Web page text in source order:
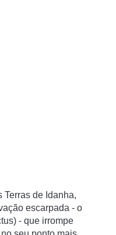
Terras de Idanha,
escarpada - o
- que irrompe